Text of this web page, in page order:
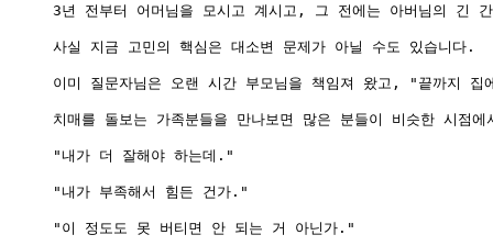
3년 전부터 어머님을 모시고 계시고, 그 전에는 아버님의 긴
사실 지금 고민의 핵심은 대소변 문제가 아닐 수도 있습니다.
이미 질문자님은 오랜 시간 부모님을 책임져 왔고, "끝까지
치매를 돌보는 가족분들을 만나보면 많은 분들이 비슷한 시점
"내가 더 잘해야 하는데."
"내가 부족해서 힘든 건가."
"이 정도도 못 버티면 안 되는 거 아닌가."